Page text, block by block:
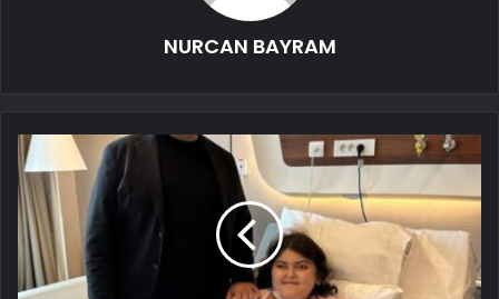
NURCAN BAYRAM